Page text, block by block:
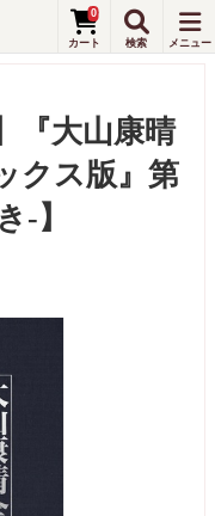
0
『大山康晴
クス版』第
-】